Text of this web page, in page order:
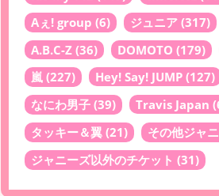
Aぇ! group (6) ジュニア (317)
A.B.C-Z (36) DOMOTO (179)
嵐 (227) Hey! Say! JUMP (127)
なにわ男子 (39) Travis Japan
タッキー＆翼 (21) その他ジャ
ジャニーズ以外のチケット (31)